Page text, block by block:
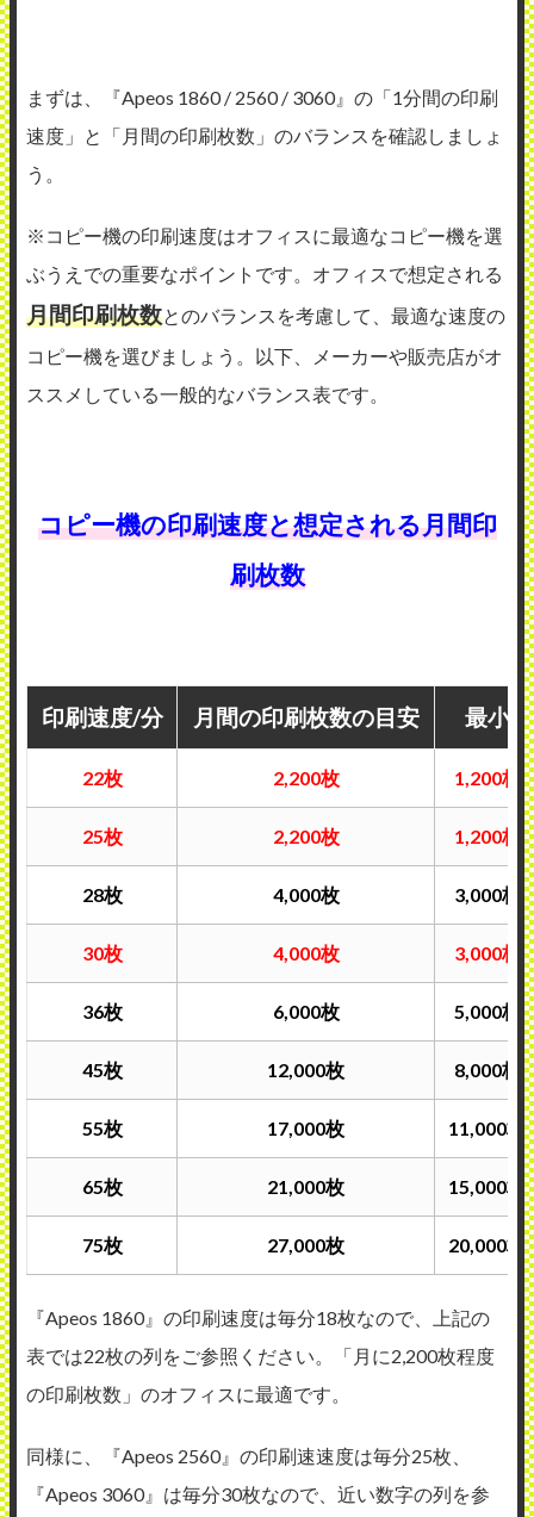
まずは、『Apeos 1860 / 2560 / 3060』の「1分間の印刷
速度」と「月間の印刷枚数」のバランスを確認しましょ
う。
※コピー機の印刷速度はオフィスに最適なコピー機を選
ぶうえでの重要なポイントです。オフィスで想定される
月間印刷枚数とのバランスを考慮して、最適な速度の
コピー機を選びましょう。以下、メーカーや販売店がオ
ススメしている一般的なバランス表です。
コピー機の印刷速度と想定される月間印
刷枚数
印刷速度/分 月間の印刷枚数の目安 最小
22枚 2,200枚 1,200枚
25枚 2,200枚 1,200枚
28枚 4,000枚 3,000枚
30枚 4,000枚 3,000枚
36枚 6,000枚 5,000枚
45枚 12,000枚 8,000枚
55枚 17,000枚 11,000枚
65枚 21,000枚 15,000枚
75枚 27,000枚 20,000枚
『Apeos 1860』の印刷速度は毎分18枚なので、上記の
表では22枚の列をご参照ください。「月に2,200枚程度
の印刷枚数」のオフィスに最適です。
同様に、『Apeos 2560』の印刷速速度は毎分25枚、
『Apeos 3060』は毎分30枚なので、近い数字の列を参